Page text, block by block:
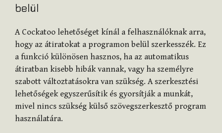
belül
A Cockatoo lehetőséget kínál a felhasználóknak arra,
hogy az átiratokat a programon belül szerkesszék. Ez
a funkció különösen hasznos, ha az automatikus
átiratban kisebb hibák vannak, vagy ha személyre
szabott változtatásokra van szükség. A szerkesztési
lehetőségek egyszerűsítik és gyorsítják a munkát,
mivel nincs szükség külső szövegszerkesztő program
használatára.